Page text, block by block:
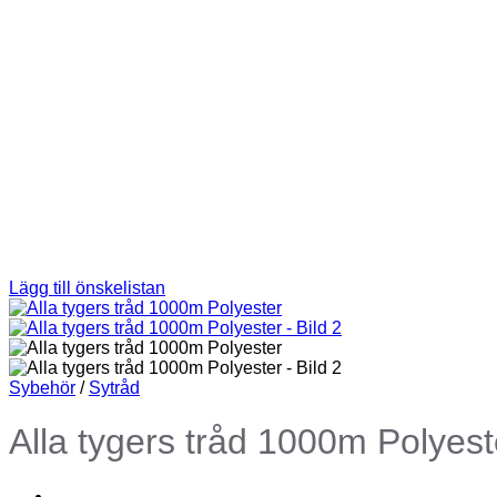
Lägg till önskelistan
Sybehör / Sytråd
Alla tygers tråd 1000m